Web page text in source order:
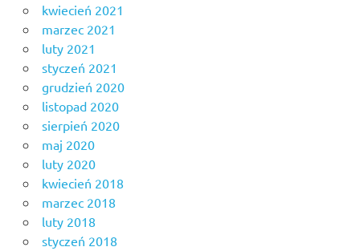
kwiecień 2021
marzec 2021
luty 2021
styczeń 2021
grudzień 2020
listopad 2020
sierpień 2020
maj 2020
luty 2020
kwiecień 2018
marzec 2018
luty 2018
styczeń 2018